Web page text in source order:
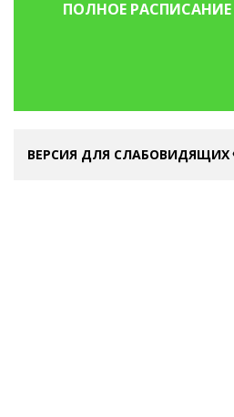
ПОЛНОЕ РАСПИСАНИЕ
ВЕРСИЯ ДЛЯ СЛАБОВИДЯЩИХ